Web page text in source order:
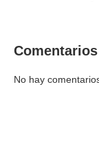
Comentarios
No hay